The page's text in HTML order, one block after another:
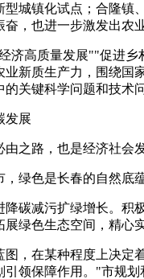
城镇化试点；合隆镇
，也进一步激发出农
济高质量发展""促进
新质生产力，围绕国
关键科学问题和技术
发展
之路，也是经济社会
绿色是长春的自然底
碳减污扩绿增长。积
绿色生态空间，精心
，在某种程度上决定
领保障作用。"市规划